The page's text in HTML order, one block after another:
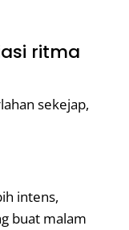
ritma
sekejap,
intens,
buat malam